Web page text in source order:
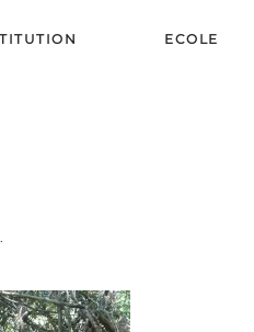
ECOLE
.